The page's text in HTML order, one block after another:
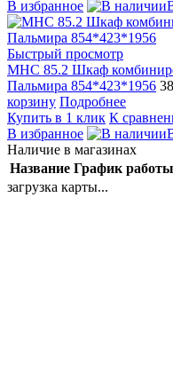
В избранное
Быстрый просмотр
MHC 85.2 Шкаф
Пальмира 854*423*1956
корзину Подробнее
Купить в 1 клик К
В избранное
Наличие в магазинах
Название График работы
загрузка карты...